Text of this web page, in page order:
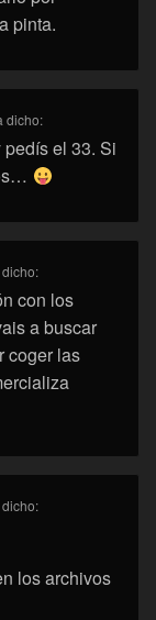
pinta.
dicho:
el 33. Si
con los
a buscar
coger las
los archivos